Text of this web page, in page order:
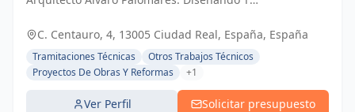
C. Centauro, 4, 13005 Ciudad Real, España, España
Tramitaciones Técnicas
Otros Trabajos Técnicos
Proyectos De Obras Y Reformas
+1
Ver Perfil Solicitar presupuesto